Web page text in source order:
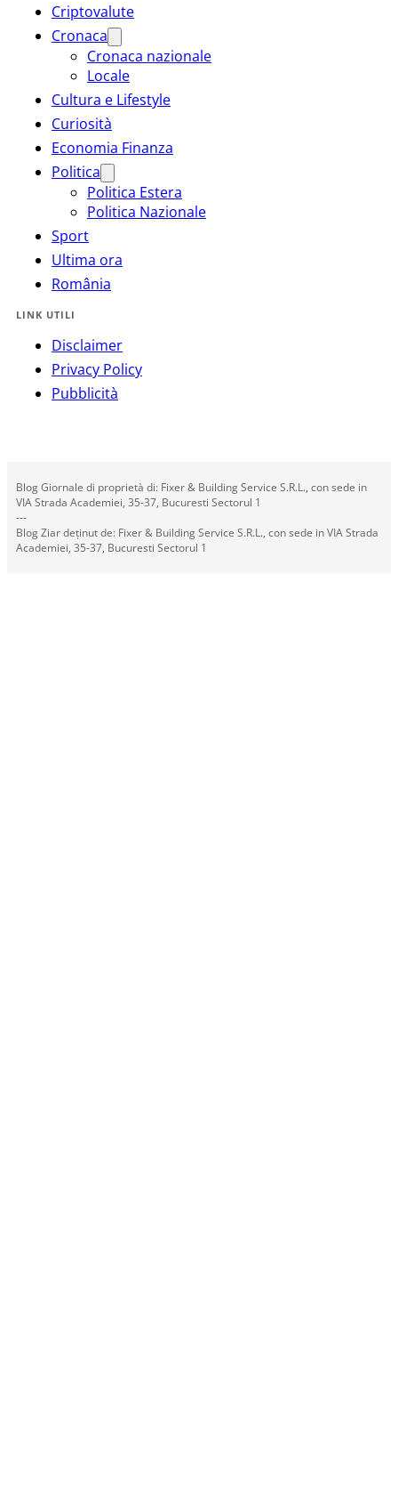
Criptovalute
Cronaca
Cronaca nazionale
Locale
Cultura e Lifestyle
Curiosità
Economia Finanza
Politica
Politica Estera
Politica Nazionale
Sport
Ultima ora
România
LINK UTILI
Disclaimer
Privacy Policy
Pubblicità
Blog Giornale di proprietà di: Fixer & Building Service S.R.L., con sede in
VIA Strada Academiei, 35-37, Bucuresti Sectorul 1
---
Blog Ziar deținut de: Fixer & Building Service S.R.L., con sede in VIA Strada
Academiei, 35-37, Bucuresti Sectorul 1